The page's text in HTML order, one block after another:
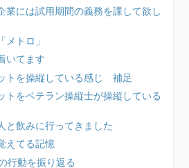
業には試用期間の義務を課して欲し
トロ」
いてます
トを操縦している感じ 補足
トをベテラン操縦士が操縦している
と飲みに行ってきました
えてる記憶
行動を振り返る